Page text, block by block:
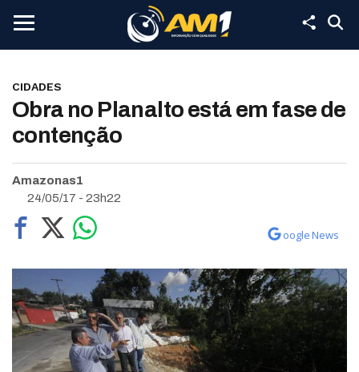
CIDADES
Obra no Planalto está em fase de
contenção
Amazonas1
24/05/17 - 23h22
oogle News